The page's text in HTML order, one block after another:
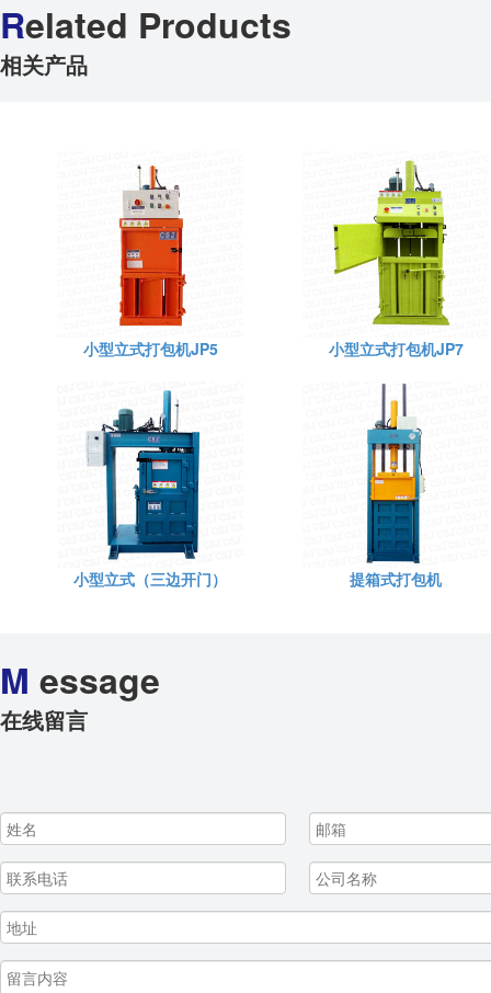
Related Products
相关产品
小型立式打包机JP5 小型立式打包机JP7
小型立式（三边开门） 提箱式打包机
M essage
在线留言